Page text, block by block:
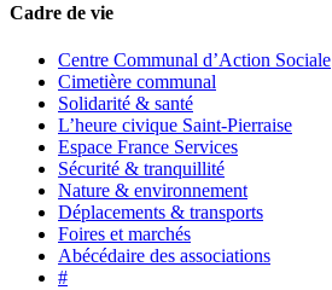
Cadre de vie
Centre Communal d’Action Sociale
Cimetière communal
Solidarité & santé
L’heure civique Saint-Pierraise
Espace France Services
Sécurité & tranquillité
Nature & environnement
Déplacements & transports
Foires et marchés
Abécédaire des associations
#